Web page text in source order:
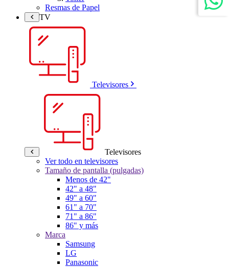
Resmas de Papel
TV
Televisores
Televisores
Ver todo en televisores
Tamaño de pantalla (pulgadas)
Menos de 42"
42" a 48"
49" a 60"
61" a 70"
71" a 86"
86" y más
Marca
Samsung
LG
Panasonic